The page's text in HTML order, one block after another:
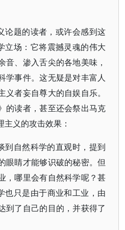
论题的读者，或许会感到这
立场：它将震撼灵魂的伟大
音、渗入舌尖的各地美味，
学事件。这无疑是对丰富人
者妄自尊大的自娱自乐。
的读者，甚至还会祭出马克
义的攻击效果：
到自然科学的直观时，提到
眼睛才能够识破的秘密。但
，哪里会有自然科学呢？甚
也只是由于商业和工业，由
到了自己的目的，并获得了